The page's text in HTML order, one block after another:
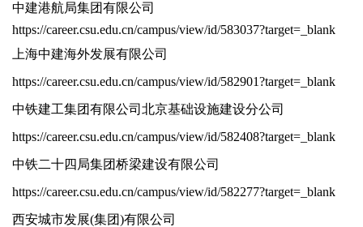
中建港航局集团有限公司
https://career.csu.edu.cn/campus/view/id/583037?target=_blank
上海中建海外发展有限公司
https://career.csu.edu.cn/campus/view/id/582901?target=_blank
中铁建工集团有限公司北京基础设施建设分公司
https://career.csu.edu.cn/campus/view/id/582408?target=_blank
中铁二十四局集团桥梁建设有限公司
https://career.csu.edu.cn/campus/view/id/582277?target=_blank
西安城市发展(集团)有限公司